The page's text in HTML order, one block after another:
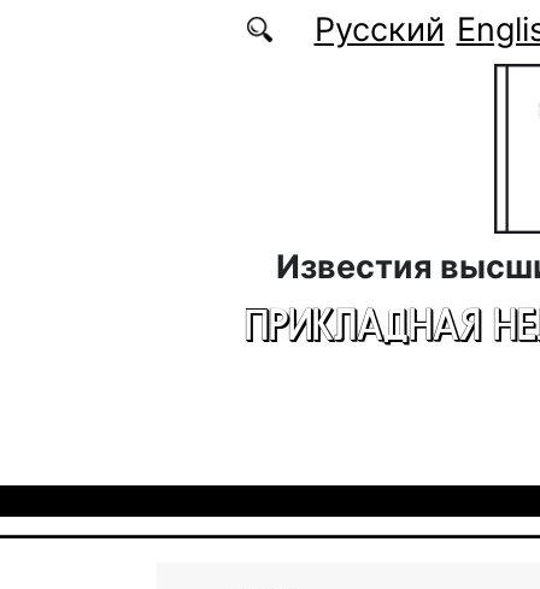
Перейти к основному содержаниюРусский
Известия
ПРИКЛАДНАЯ